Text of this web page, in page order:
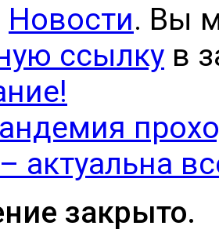
Новости. Вы
ссылку в
актуальна
закрыто.